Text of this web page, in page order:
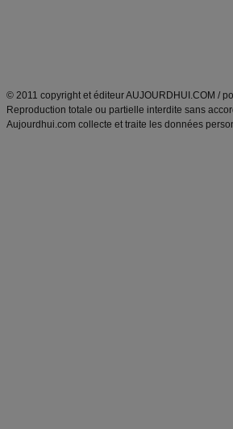
© 2011 copyright et éditeur AUJOURDHUI.COM /
Reproduction totale ou partielle interdite sans
Aujourdhui.com collecte et traite les données